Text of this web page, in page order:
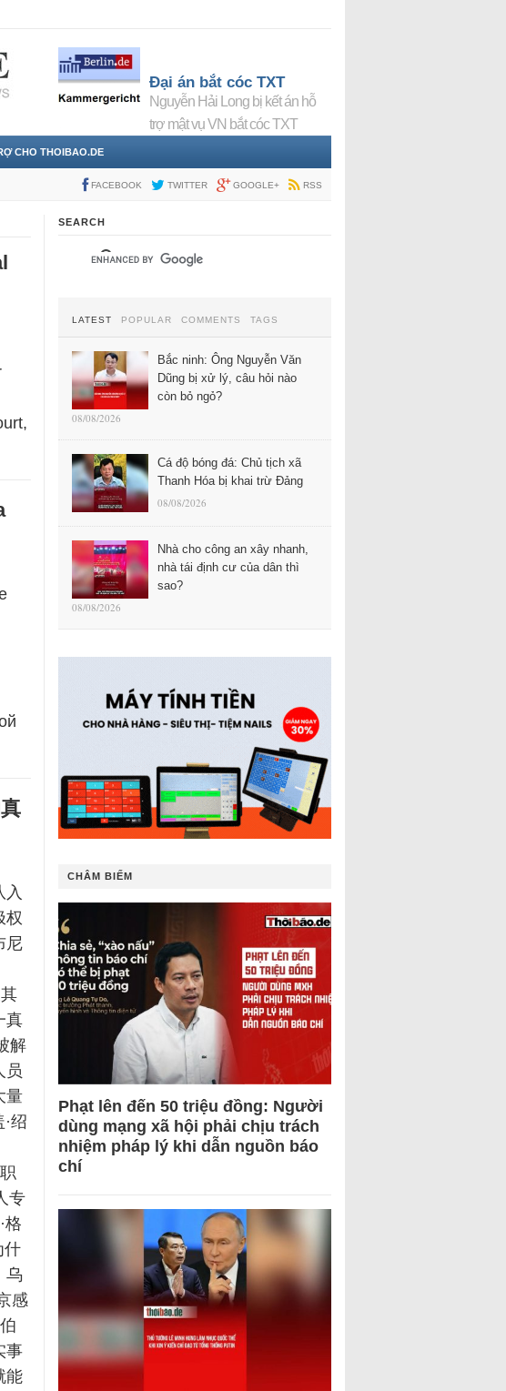
Đại án bắt cóc TXT
Nguyễn Hải Long bị kết án hỗ
trợ mật vụ VN bắt cóc TXT
CHO THOIBAO.DE
FACEBOOK TWITTER GOOGLE+ RSS
入
权
尼
真
解
员
量
绍
专
格
什
乌
感
事
能
SEARCH
LATEST POPULAR COMMENTS TAGS
Bắc ninh: Ông Nguyễn Văn
Dũng bị xử lý, câu hỏi nào
còn bỏ ngỏ?
08/08/2026
Cá độ bóng đá: Chủ tịch xã
Thanh Hóa bị khai trừ Đảng
08/08/2026
Nhà cho công an xây nhanh,
nhà tái định cư của dân thì
sao?
08/08/2026
CHÂM BIẾM
Phạt lên đến 50 triệu đồng: Người
dùng mạng xã hội phải chịu trách
nhiệm pháp lý khi dẫn nguồn báo
chí